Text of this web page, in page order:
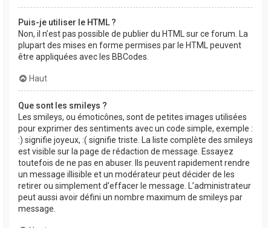
Puis-je utiliser le HTML ?
Non, il n’est pas possible de publier du HTML sur ce forum. La
plupart des mises en forme permises par le HTML peuvent
être appliquées avec les BBCodes.
Haut
Que sont les smileys ?
Les smileys, ou émoticônes, sont de petites images utilisées
pour exprimer des sentiments avec un code simple, exemple :
:) signifie joyeux, :( signifie triste. La liste complète des smileys
est visible sur la page de rédaction de message. Essayez
toutefois de ne pas en abuser. Ils peuvent rapidement rendre
un message illisible et un modérateur peut décider de les
retirer ou simplement d’effacer le message. L’administrateur
peut aussi avoir défini un nombre maximum de smileys par
message.